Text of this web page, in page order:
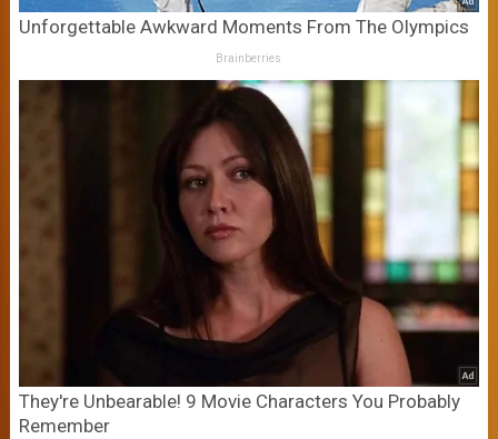
Unforgettable Awkward Moments From The Olympics
Brainberries
They're Unbearable! 9 Movie Characters You Probably
Remember